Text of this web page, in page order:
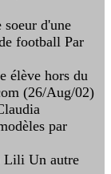
d'une
football Par
élève hors du
(26/Aug/02)
par
Un autre